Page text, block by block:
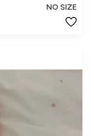
NO SIZE